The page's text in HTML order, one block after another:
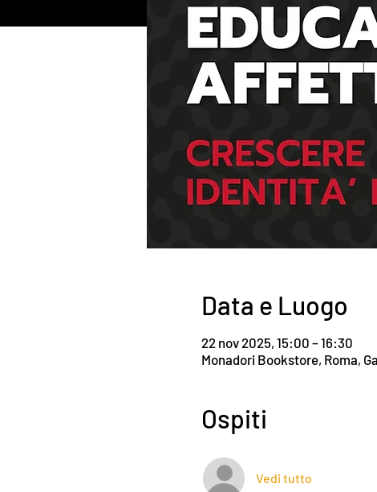
Data e Luogo
22 nov 2025, 15:00 – 16:30
Monadori Bookstore, Roma,
Ospiti
Vedi tutto